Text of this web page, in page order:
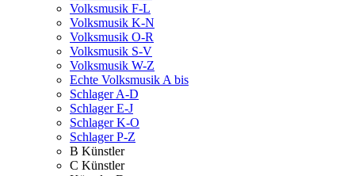
Volksmusik F-L
Volksmusik K-N
Volksmusik O-R
Volksmusik S-V
Volksmusik W-Z
Echte Volksmusik A bis
Schlager A-D
Schlager E-J
Schlager K-O
Schlager P-Z
B Künstler
C Künstler